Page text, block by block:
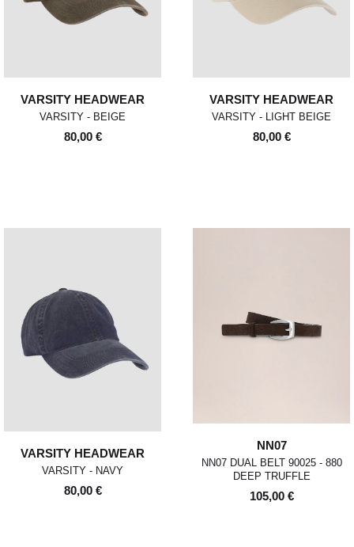
VARSITY HEADWEAR
VARSITY - BEIGE
80,00 €
VARSITY HEADWEAR
VARSITY - LIGHT BEIGE
80,00 €
VARSITY HEADWEAR
VARSITY - NAVY
80,00 €
NN07
NN07 DUAL BELT 90025 - 880
DEEP TRUFFLE
105,00 €